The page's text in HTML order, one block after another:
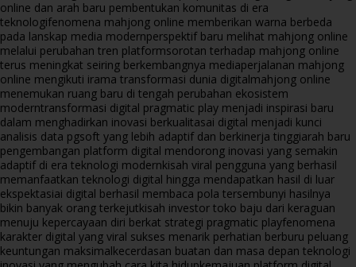
online dan arah baru pembentukan komunitas di era
teknologifenomena mahjong online memberikan warna berbeda
pada lanskap media modernperspektif baru melihat mahjong online
melalui perubahan tren platformsorotan terhadap mahjong online
terus meningkat seiring berkembangnya mediaperjalanan mahjong
online mengikuti irama transformasi dunia digitalmahjong online
menemukan ruang baru di tengah perubahan ekosistem
moderntransformasi digital pragmatic play menjadi inspirasi baru
dalam menghadirkan inovasi berkualitasai digital menjadi kunci
analisis data pgsoft yang lebih adaptif dan berkinerja tinggiarah baru
pengembangan platform digital mendorong inovasi yang semakin
adaptif di era teknologi modernkisah viral pengguna yang berhasil
memanfaatkan teknologi digital hingga mendapatkan hasil di luar
ekspektasiai digital berhasil membaca pola tersembunyi hasilnya
bikin banyak orang terkejutkisah investor toko baju dari keraguan
menuju kepercayaan diri berkat strategi pragmatic playfenomena
karakter digital yang viral sukses menarik perhatian berburu peluang
keuntungan maksimalkecerdasan buatan dan masa depan teknologi